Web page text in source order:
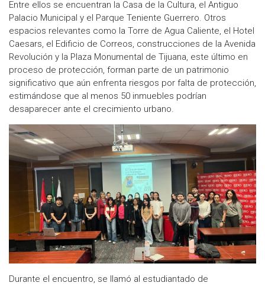
Entre ellos se encuentran la Casa de la Cultura, el Antiguo
Palacio Municipal y el Parque Teniente Guerrero. Otros
espacios relevantes como la Torre de Agua Caliente, el Hotel
Caesars, el Edificio de Correos, construcciones de la Avenida
Revolución y la Plaza Monumental de Tijuana, este último en
proceso de protección, forman parte de un patrimonio
significativo que aún enfrenta riesgos por falta de protección,
estimándose que al menos 50 inmuebles podrían
desaparecer ante el crecimiento urbano.
Durante el encuentro, se llamó al estudiantado de